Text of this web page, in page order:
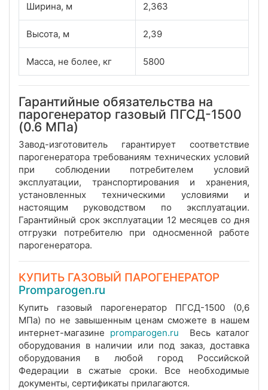
Ширина, м 2,363
Высота, м 2,39
Масса, не более, кг 5800
Гарантийные обязательства на
парогенератор газовый ПГСД-1500
(0.6 МПа)
Завод-изготовитель гарантирует соответствие
парогенератора требованиям технических условий
при соблюдении потребителем условий
эксплуатации, транспортирования и хранения,
установленных техническими условиями и
настоящим руководством по эксплуатации.
Гарантийный срок эксплуатации 12 месяцев со дня
отгрузки потребителю при односменной работе
парогенератора.
КУПИТЬ ГАЗОВЫЙ ПАРОГЕНЕРАТОР
Promparogen.ru
Купить газовый парогенератор ПГСД-1500 (0,6
МПа) по не завышенным ценам сможете в нашем
интернет-магазине promparogen.ru
Весь каталог
оборудования в наличии или под заказ, доставка
оборудования в любой город Российской
Федерации в сжатые сроки. Все необходимые
документы, сертификаты прилагаются.